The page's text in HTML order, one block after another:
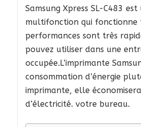
Samsung Xpress SL-C483
multifonction qui fonctionne
performances sont très
pouvez utiliser dans une
occupée.L’imprimante
consommation d’énergie
imprimante, elle
d’électricité. votre bureau.